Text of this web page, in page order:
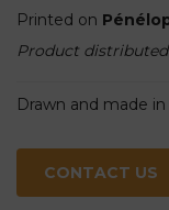
Printed on
Product distributed
Drawn and made in
CONTACT US